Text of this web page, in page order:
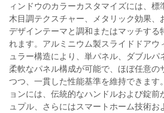
ィンドウのカラーカスタマイズには、標
木目調テクスチャー、メタリック効果、
デザインテーマと調和またはマッチする
れます。アルミニウム製スライドドアウ
ュラー構造により、単パネル、ダブル
柔軟なパネル構成が可能で、ほぼ任意の
つつ、一貫した性能基準を維持できます
ョンには、伝統的なハンドルおよび錠前
ュプル、さらにはスマートホーム技術お